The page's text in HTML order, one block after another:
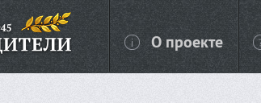
О проекте